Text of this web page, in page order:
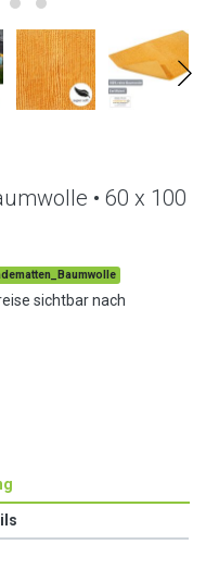
• 60 x 100
sichtbar nach